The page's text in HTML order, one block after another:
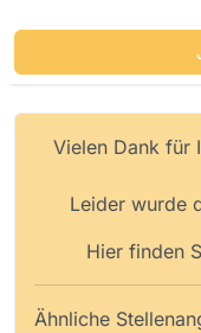
Vielen Dank für
Leider wurde
Hier finden
Ähnliche